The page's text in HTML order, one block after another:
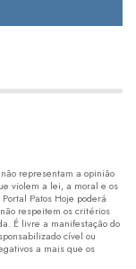
representam a opinião
violem a lei, a moral e os
Patos Hoje poderá
respeitem os critérios
É livre a manifestação do
cível ou
a mais que os